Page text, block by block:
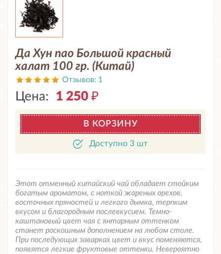
Да Хун пао Большой красный
халат 100 гр. (Китай)
Отзывов: 1
Цена: 1 250 ₽
В КОРЗИНУ
Доступно 3 шт
Этот отменный китайский чай обладает стойким
богатым ароматом, с ноткой жареных орехов,
восточных пряностей и легкого дымка, терпким
вкусом и благородным послевкусием. Темно-
каштановый цвет чая с янтарным оттенком
станет роскошным дополнением на любом столе.
При последующих заварках цвет и вкус поменяются,
появятся легкие фруктовые оттенки. Невероятно